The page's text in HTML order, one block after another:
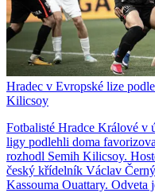
Hradec v Evropské lize
Kilicsoy
Fotbalisté Hradce Králové v
ligy podlehli doma
rozhodl Semih Kilicsoy.
český křídelník Václav
Kassouma Ouattary. Odveta